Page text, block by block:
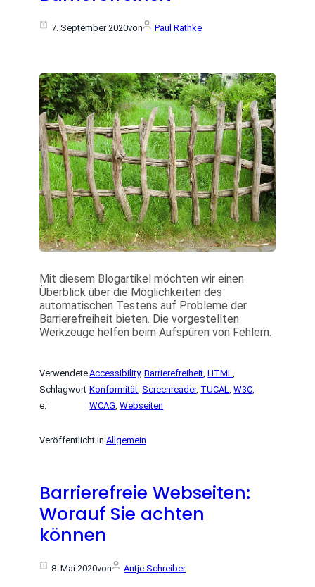
7. September 2020von Paul Rathke
Mit diesem Blogartikel möchten wir einen
Überblick über die Möglichkeiten des
automatischen Testens auf Probleme der
Barrierefreiheit bieten. Die vorgestellten
Werkzeuge helfen beim Aufspüren von Fehlern.
Verwendete
Schlagwort
e:
Accessibility, Barrierefreiheit , HTML
Konformität , Screenreader, TUCAL , W3C
WCAG , Webseiten
Veröffentlicht in:Allgemein
Barrierefreie Webseiten:
Worauf Sie achten
können
8. Mai 2020von Antje Schreiber